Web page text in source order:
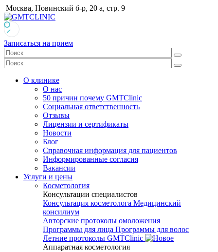
Москва, Новинский б-р, 20 а, стр. 9
Записаться на прием
О клинике
О нас
50 причин почему GMTClinic
Социальная ответственность
Отзывы
Лицензии и сертификаты
Новости
Блог
Справочная информация для пациентов
Информированные согласия
Вакансии
Услуги и цены
Косметология
Консультации специалистов
Консультация косметолога Медицинский
консилиум
Авторские протоколы омоложения
Программы для лица Программы для волос
Летние протоколы GMTClinic
Аппаратная косметология